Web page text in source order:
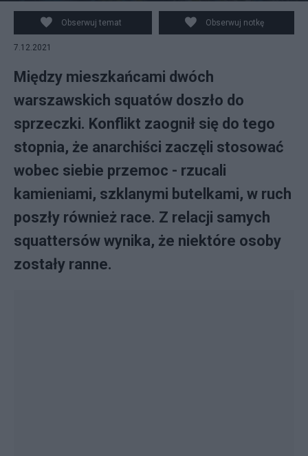
Piotr Drabik, Squat "Przychodnia" przy ul. Skorupki; (CC
Obserwuj temat Obserwuj notkę
7.12.2021
Między mieszkańcami dwóch
warszawskich squatów doszło do
sprzeczki. Konflikt zaognił się do tego
stopnia, że anarchiści zaczęli stosować
wobec siebie przemoc - rzucali
kamieniami, szklanymi butelkami, w ruch
poszły również race. Z relacji samych
squattersów wynika, że niektóre osoby
zostały ranne.